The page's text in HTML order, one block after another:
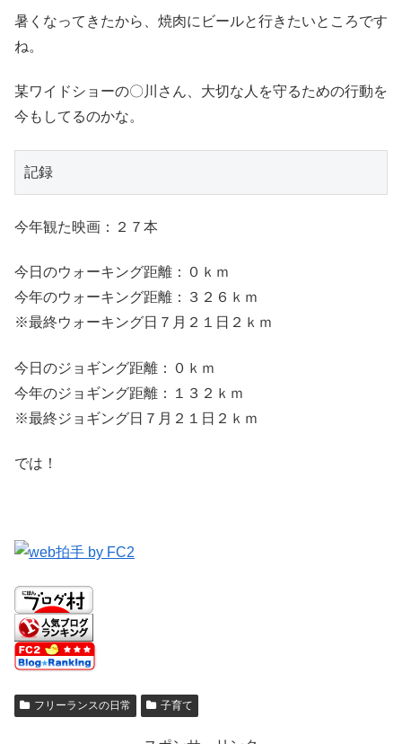
暑くなってきたから、焼肉にビールと行きたいところです
ね。
某ワイドショーの〇川さん、大切な人を守るための行動を
今もしてるのかな。
記録
今年観た映画：２７本
今日のウォーキング距離：０ｋｍ
今年のウォーキング距離：３２６ｋｍ
※最終ウォーキング日７月２１日２ｋｍ
今日のジョギング距離：０ｋｍ
今年のジョギング距離：１３２ｋｍ
※最終ジョギング日７月２１日２ｋｍ
では！
フリーランスの日常 子育て